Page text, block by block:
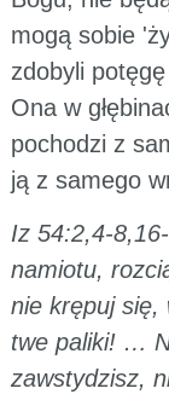
mogą sobie
zdobyli
Ona w
pochodzi z
ją z samego
Iz 54:2,4-
namiotu,
nie krępuj się,
twe paliki! …
zawstydzisz,